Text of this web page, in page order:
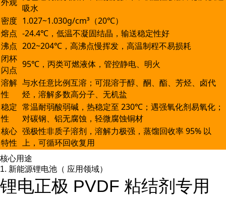
吸水
密度 1.027~1.030g/cm³（20℃）
熔点 -24.4℃，低温不凝固结晶，输送稳定性好
沸点 202~204℃，高沸点慢挥发，高温制程不易损耗
闭杯
闪点
95℃，丙类可燃液体，管控静电、明火
溶解
性
与水任意比例互溶；可混溶于醇、酮、酯、芳烃、卤代
烃，溶解多数高分子、无机盐
稳定
性
常温耐弱酸弱碱，热稳定至 230℃；遇强氧化剂易氧化；
对碳钢、铝无腐蚀，轻微腐蚀铜材
核心
特性
强极性非质子溶剂，溶解力极强，蒸馏回收率 95% 以
上，可循环回收复用
核心用途
1. 新能源锂电池（ 应用领域）
锂电正极 PVDF 粘结剂专用